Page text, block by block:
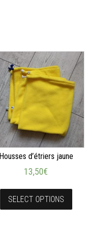
Housses d’étriers jaune
13,50€
SELECT OPTIONS